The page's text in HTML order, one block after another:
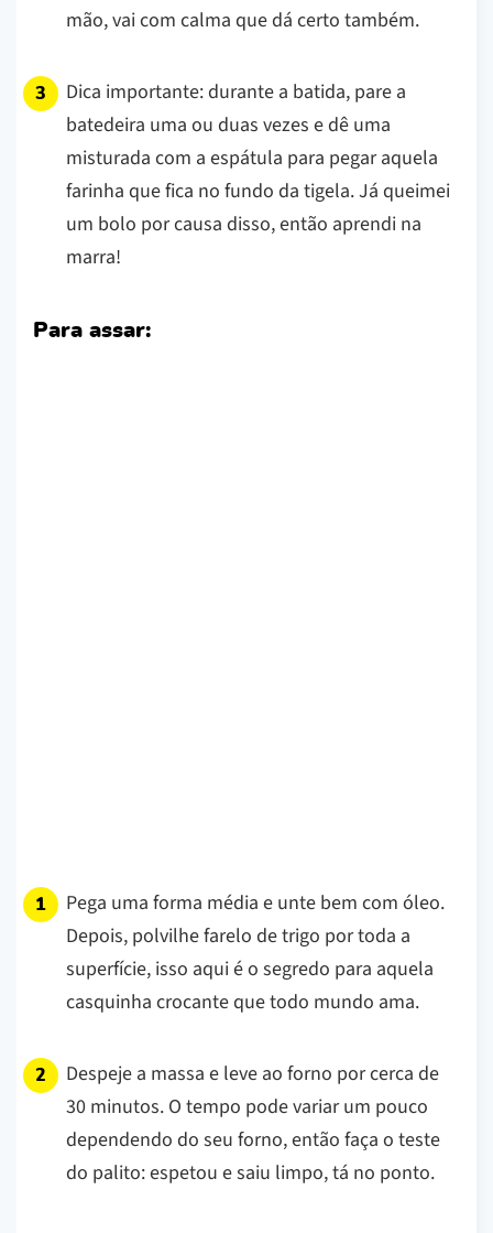
mão, vai com calma que dá certo também.
Dica importante:durante a batida, pare a
batedeira uma ou duas vezes e dê uma
misturada com a espátula para pegar aquela
farinha que fica no fundo da tigela. Já queimei
um bolo por causa disso, então aprendi na
marra!
Para assar:
Pega uma forma média e unte bem com óleo.
Depois, polvilhe farelo de trigo por toda a
superfície, isso aqui é o segredo para aquela
casquinha crocante que todo mundo ama.
Despeje a massa e leve ao forno por cerca de
30 minutos. O tempo pode variar um pouco
dependendo do seu forno, então faça o teste
do palito: espetou e saiu limpo, tá no ponto.